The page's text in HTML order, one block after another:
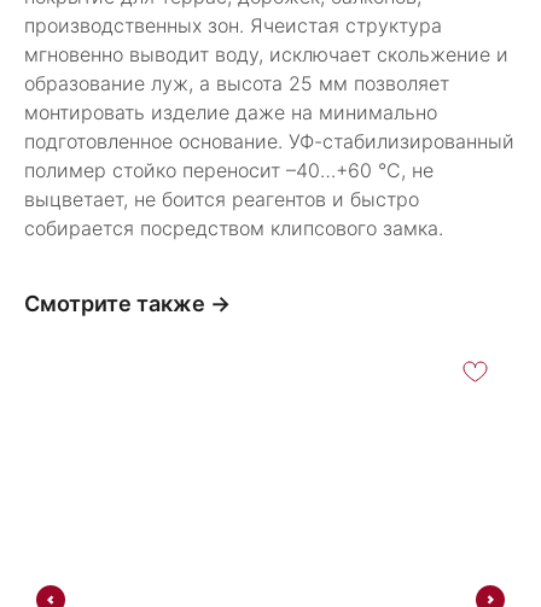
производственных зон. Ячеистая структура
мгновенно выводит воду, исключает скольжение и
образование луж, а высота 25 мм позволяет
монтировать изделие даже на минимально
подготовленное основание. УФ-стабилизированный
полимер стойко переносит –40…+60 °C, не
выцветает, не боится реагентов и быстро
собирается посредством клипсового замка.
Смотрите также →